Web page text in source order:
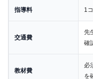
指導料 1
交通費
先
確
教材費
必
を